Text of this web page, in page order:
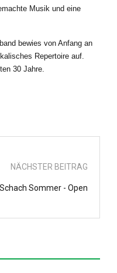
Musik und eine
bewies von Anfang an
Repertoire auf.
30 Jahre.
NÄCHSTER BEITRAG
Sommer - Open